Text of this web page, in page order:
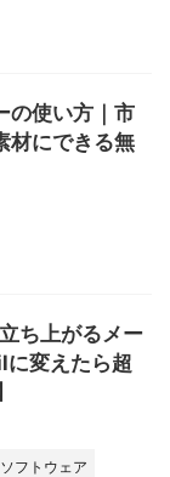
の使い方｜市
材にできる無
ち上がるメー
変えたら超
ソフトウェア